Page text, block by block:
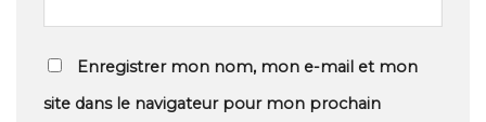
Enregistrer mon nom, mon e-mail et mon
site dans le navigateur pour mon prochain